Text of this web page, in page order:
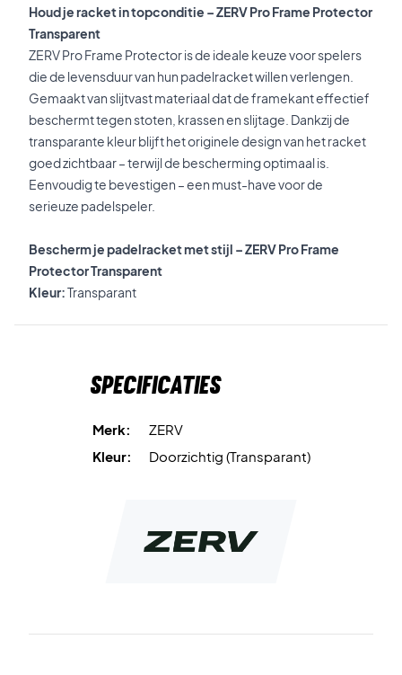
Houd je racket in topconditie – ZERV Pro Frame Protector
Transparent
ZERV Pro Frame Protector is de ideale keuze voor spelers
die de levensduur van hun padelracket willen verlengen.
Gemaakt van slijtvast materiaal dat de framekant effectief
beschermt tegen stoten, krassen en slijtage. Dankzij de
transparante kleur blijft het originele design van het racket
goed zichtbaar – terwijl de bescherming optimaal is.
Eenvoudig te bevestigen – een must-have voor de
serieuze padelspeler.
Bescherm je padelracket met stijl – ZERV Pro Frame
Protector Transparent
Kleur:Transparant
Specificaties
Merk:
ZERV
Kleur:
Doorzichtig (Transparant)